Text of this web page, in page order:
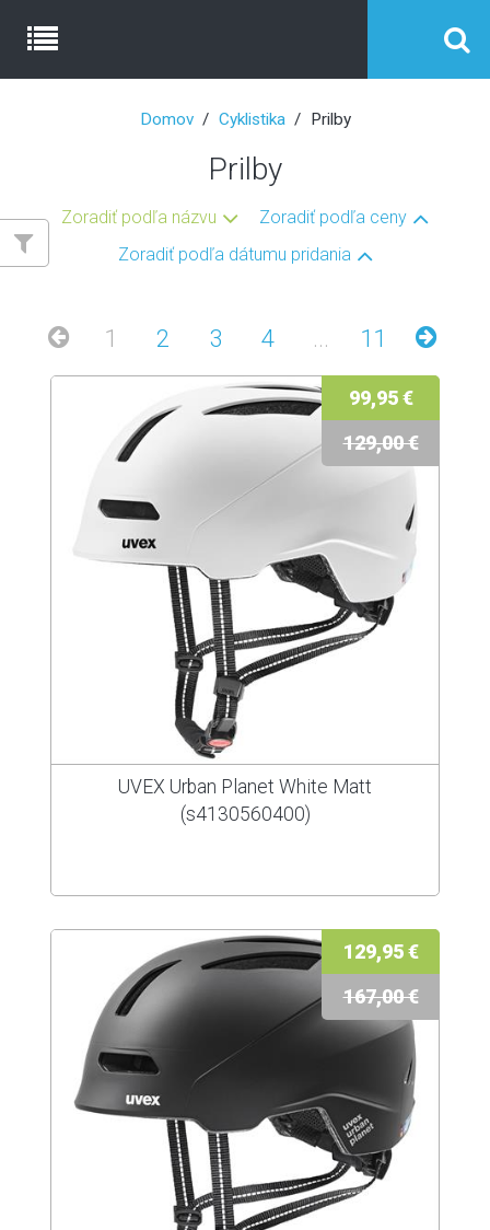
Domov Cyklistika Prilby
Prilby
Zoradiť podľa názvu
Zoradiť podľa ceny
Zoradiť podľa dátumu pridania
1 2 3 4 ... 11
99,95 €
129,00 €
UVEX Urban Planet White Matt
(s4130560400)
129,95 €
167,00 €